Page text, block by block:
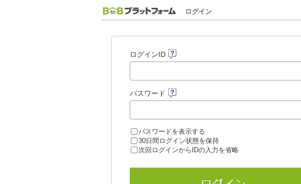
ログイン
ログインID
パスワード
パスワードを表示する
30日間ログイン状態を保持
次回ログインからIDの入力を省略